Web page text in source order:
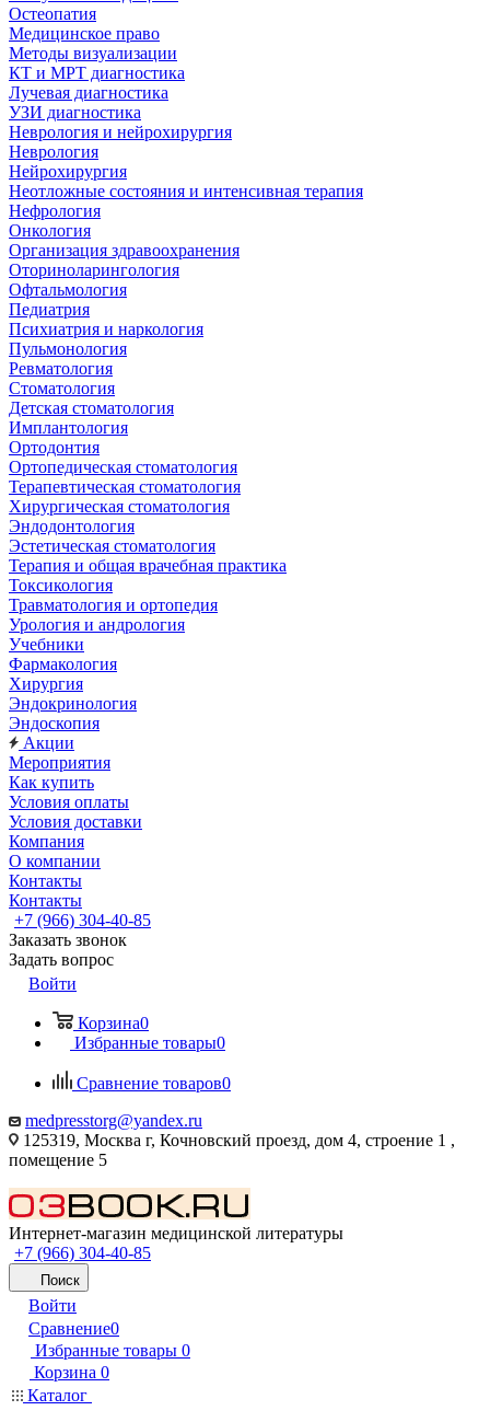
Остеопатия
Медицинское право
Методы визуализации
КТ и МРТ диагностика
Лучевая диагностика
УЗИ диагностика
Неврология и нейрохирургия
Неврология
Нейрохирургия
Неотложные состояния и интенсивная терапия
Нефрология
Онкология
Организация здравоохранения
Оториноларингология
Офтальмология
Педиатрия
Психиатрия и наркология
Пульмонология
Ревматология
Стоматология
Детская стоматология
Имплантология
Ортодонтия
Ортопедическая стоматология
Терапевтическая стоматология
Хирургическая стоматология
Эндодонтология
Эстетическая стоматология
Терапия и общая врачебная практика
Токсикология
Травматология и ортопедия
Урология и андрология
Учебники
Фармакология
Хирургия
Эндокринология
Эндоскопия
Акции
Мероприятия
Как купить
Условия оплаты
Условия доставки
Компания
О компании
Контакты
Контакты
+7 (966) 304-40-85
Заказать звонок
Задать вопрос
Войти
Корзина0
Избранные товары0
Сравнение товаров0
medpresstorg@yandex.ru
125319, Москва г, Кочновский проезд, дом 4, строение 1 ,
помещение 5
Интернет-магазин медицинской литературы
+7 (966) 304-40-85
Поиск
Войти
Сравнение0
Избранные товары 0
Корзина 0
Каталог